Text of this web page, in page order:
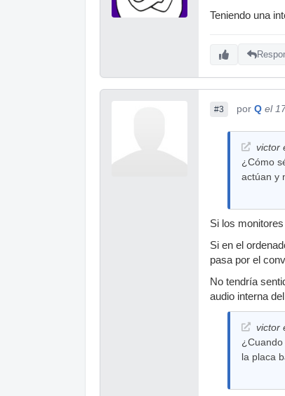
Teniendo una
#3 por Q el
victor
¿Cómo
actúan y
Si los
Si en el
pasa por el
No tendría
audio interna
victor
la placa